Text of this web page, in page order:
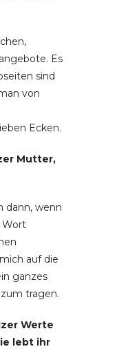
Es
sind
von
Ecken.
Mutter,
dann, wenn
Wort
auf die
ganzes
tragen.
Werte
lebt ihr